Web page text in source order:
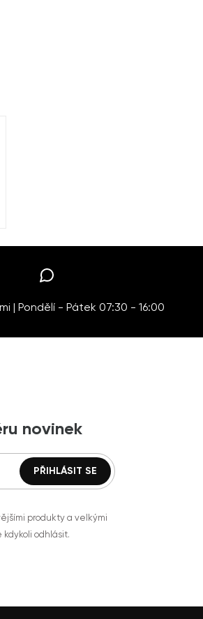
| Pondělí - Pátek 07:30 - 16:00
novinek
produkty a velkými
odhlásit.